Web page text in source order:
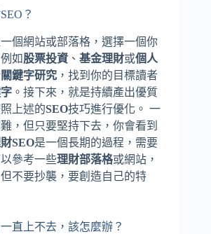
？
個網站或部落格，選擇一個你
如股票投資 、 基金理財或個人
關鍵字研究 ，找到你的目標讀者
。接下來，就是持續產出優質
照上述的SEO技巧進行優化。 一
，但只要堅持下去，你會看到
SEO是一個長期的過程，需要
參考一些理財部落格或網站，
不要抄襲，要創造自己的特
直上不去，該怎麼辦？